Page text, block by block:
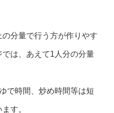
分量で行う方が作りやす
は、あえて1人分の分量
で時間、炒め時間等は短
す。